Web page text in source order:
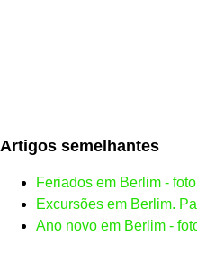
Artigos semelhantes
Feriados em Berlim -
Excursões em Berlim.
Ano novo em Berlim -